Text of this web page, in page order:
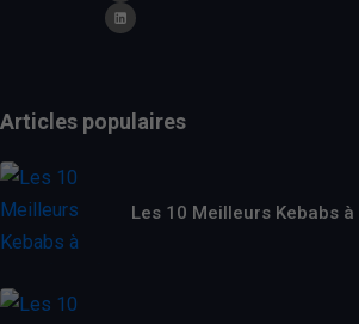
Articles populaires
Les 10 Meilleurs Kebabs à